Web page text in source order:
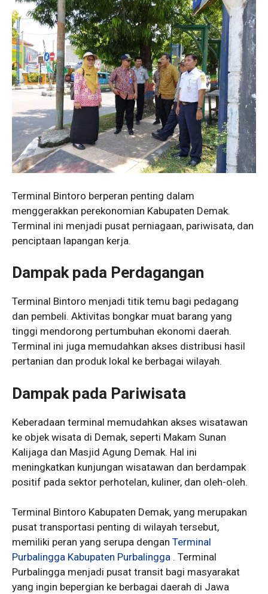
Terminal Bintoro berperan penting dalam
menggerakkan perekonomian Kabupaten Demak.
Terminal ini menjadi pusat perniagaan, pariwisata, dan
penciptaan lapangan kerja.
Dampak pada Perdagangan
Terminal Bintoro menjadi titik temu bagi pedagang
dan pembeli. Aktivitas bongkar muat barang yang
tinggi mendorong pertumbuhan ekonomi daerah.
Terminal ini juga memudahkan akses distribusi hasil
pertanian dan produk lokal ke berbagai wilayah.
Dampak pada Pariwisata
Keberadaan terminal memudahkan akses wisatawan
ke objek wisata di Demak, seperti Makam Sunan
Kalijaga dan Masjid Agung Demak. Hal ini
meningkatkan kunjungan wisatawan dan berdampak
positif pada sektor perhotelan, kuliner, dan oleh-oleh.
Terminal Bintoro Kabupaten Demak, yang merupakan
pusat transportasi penting di wilayah tersebut,
memiliki peran yang serupa dengan Terminal
Purbalingga Kabupaten Purbalingga . Terminal
Purbalingga menjadi pusat transit bagi masyarakat
yang ingin bepergian ke berbagai daerah di Jawa